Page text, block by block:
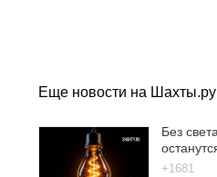
Еще новости на Шахты.ру
Без
+1681